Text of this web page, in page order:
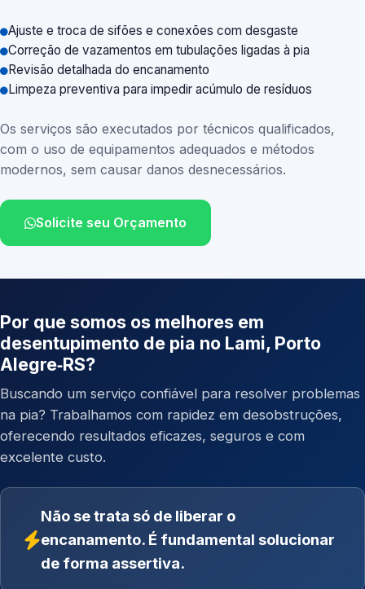
Ajuste e troca de sifões e conexões com desgaste
Correção de vazamentos em tubulações ligadas à pia
Revisão detalhada do encanamento
Limpeza preventiva para impedir acúmulo de resíduos
Os serviços são executados por técnicos qualificados,
com o uso de equipamentos adequados e métodos
modernos, sem causar danos desnecessários.
Solicite seu Orçamento
Por que somos os melhores em
desentupimento de pia no Lami, Porto
Alegre‑RS?
Buscando um serviço confiável para resolver problemas
na pia? Trabalhamos com rapidez em desobstruções,
oferecendo resultados eficazes, seguros e com
excelente custo.
Não se trata só de liberar o
encanamento. É fundamental solucionar
de forma assertiva.